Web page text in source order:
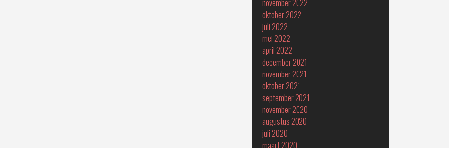
november 2022
oktober 2022
juli 2022
mei 2022
april 2022
december 2021
november 2021
oktober 2021
september 2021
november 2020
augustus 2020
juli 2020
maart 2020